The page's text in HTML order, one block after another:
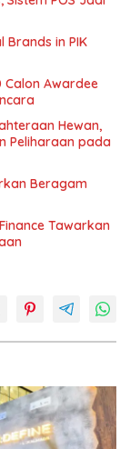
Brands in PIK
Calon Awardee
Hewan,
Peliharaan pada
Beragam
Tawarkan